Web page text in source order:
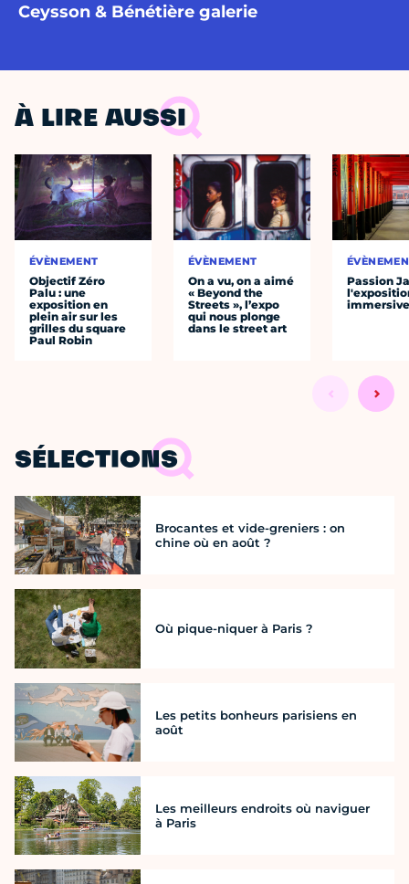
Ceysson & Bénétière galerie
À LIRE AUSSI
ÉVÈNEMENT
Objectif Zéro
Palu : une
exposition en
plein air sur les
grilles du square
Paul Robin
ÉVÈNEMENT
On a vu, on a aimé
« Beyond the
Streets », l’expo
qui nous plonge
dans le street art
Passion
SÉLECTIONS
Brocantes et vide-greniers : on
chine où en août ?
Où pique-niquer à Paris ?
Les petits bonheurs parisiens en
août
Les meilleurs endroits où naviguer
à Paris